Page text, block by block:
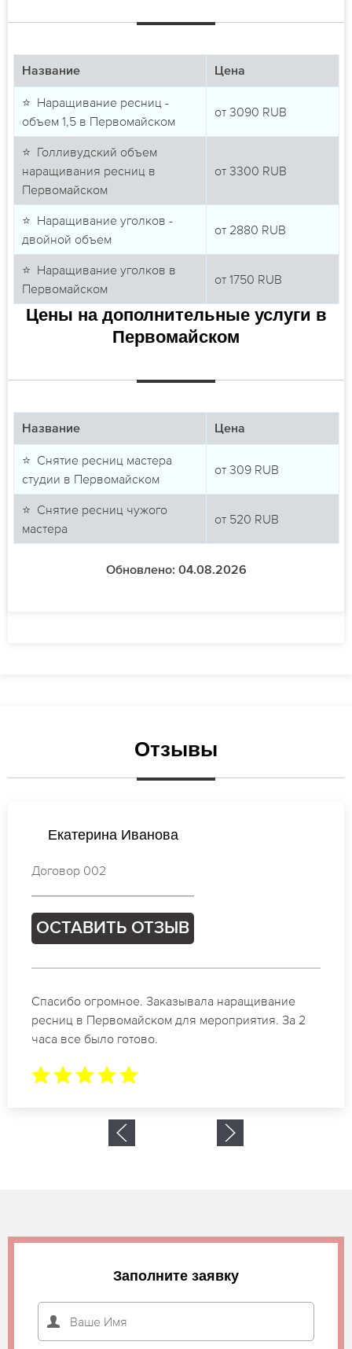
Название Цена
⭐ Наращивание ресниц -
объем 1,5 в Первомайском
от 3090 RUB
⭐ Голливудский объем
наращивания ресниц в
Первомайском
от 3300 RUB
⭐ Наращивание уголков -
двойной объем
от 2880 RUB
⭐ Наращивание уголков в
Первомайском
от 1750 RUB
Цены на дополнительные услуги в
Первомайском
Название Цена
⭐ Снятие ресниц мастера
студии в Первомайском
от 309 RUB
⭐ Снятие ресниц чужого
мастера
от 520 RUB
Обновлено: 04.08.2026
Отзывы
Елена Лебедева
Договор 848
ОСТАВИТЬ ОТЗЫВ
Идеальные мастера своего дела по наращиванию
ресниц в Первомайском. Великолепный
результат. Буду обращаться еще.
Заполните заявку